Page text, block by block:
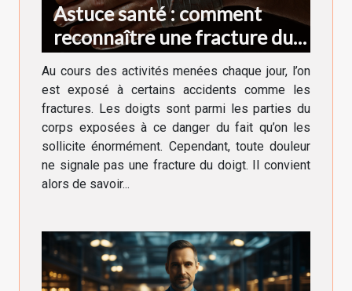
Astuce santé : comment
reconnaître une fracture du
doigt ?
Au cours des activités menées chaque jour, l’on
est exposé à certains accidents comme les
fractures. Les doigts sont parmi les parties du
corps exposées à ce danger du fait qu’on les
sollicite énormément. Cependant, toute douleur
ne signale pas une fracture du doigt. Il convient
alors de savoir...